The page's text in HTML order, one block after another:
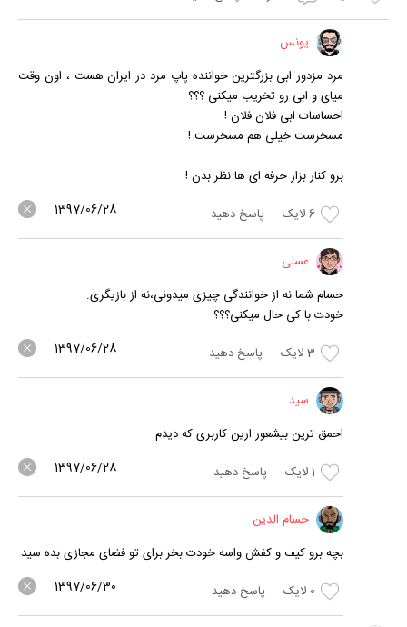
یونس
مرد مزدور ابی بزرگترین خواننده پاپ مرد در ایران هست ، اون وقت
میای و ابی رو تخریب میکنی ؟؟؟
احساسات ابی فلان فلان !
مسخرست خیلی هم مسخرست !
برو کنار بزار حرفه ای ها نظر بدن !
6لایک پاسخ دهید 1397/06/28
عسلی
حسام شما نه از خوانندگی چیزی میدونی،نه از بازیگری.
خودت با کی حال میکنی؟؟؟
3لایک پاسخ دهید 1397/06/28
سید
احمق ترین بیشعور ارین کاربری که دیدم
1لایک پاسخ دهید 1397/06/28
حسام الدین
بچه برو کیف و کفش واسه خودت بخر برای تو فضای مجازی بده سید
0 لایک پاسخ دهید 1397/06/30